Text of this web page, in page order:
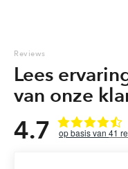
Reviews
Lees
van onze
4.7 41